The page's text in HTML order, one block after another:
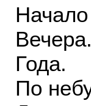
Начало
Вечера.
Года.
По